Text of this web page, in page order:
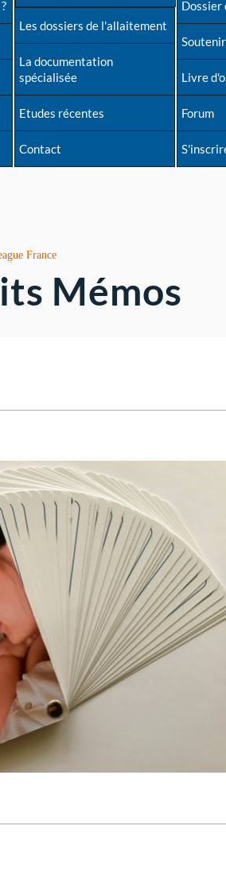
Les dossiers de l'allaitement
La documentation
spécialisée
Etudes récentes
Contact
Dossier
Livre
Forum
France
Mémos